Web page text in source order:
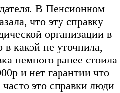
В Пенсионном
что эту справку
организации в
какой не уточнила,
немного ранее стоила
и нет гарантии что
это справки люди